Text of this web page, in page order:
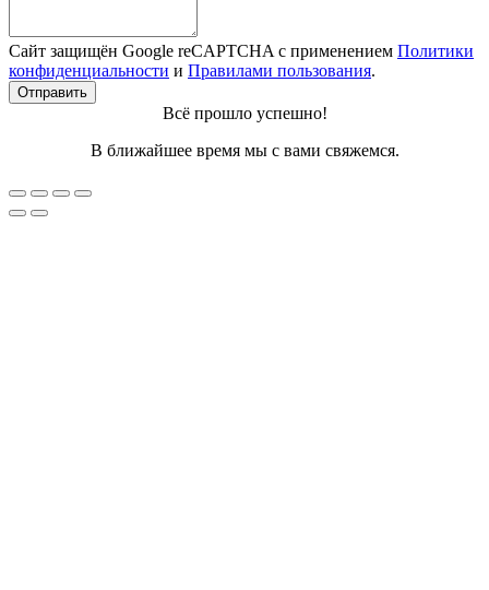
Сайт защищён Google reCAPTCHA с применением Политики
конфиденциальности и Правилами пользования.
Отправить
Всё прошло успешно!
В ближайшее время мы с вами свяжемся.